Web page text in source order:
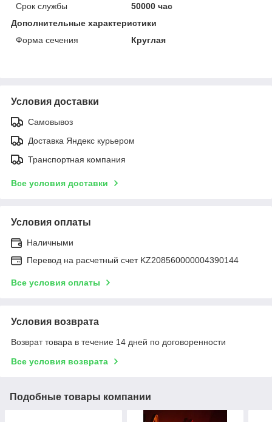
Срок службы
50000 час
Дополнительные характеристики
Форма сечения
Круглая
Условия доставки
Самовывоз
Доставка Яндекс курьером
Транспортная компания
Все условия доставки
Условия оплаты
Наличными
Перевод на расчетный счет KZ208560000004390144
Все условия оплаты
Условия возврата
Возврат товара в течение 14 дней по договоренности
Все условия возврата
Подобные товары компании